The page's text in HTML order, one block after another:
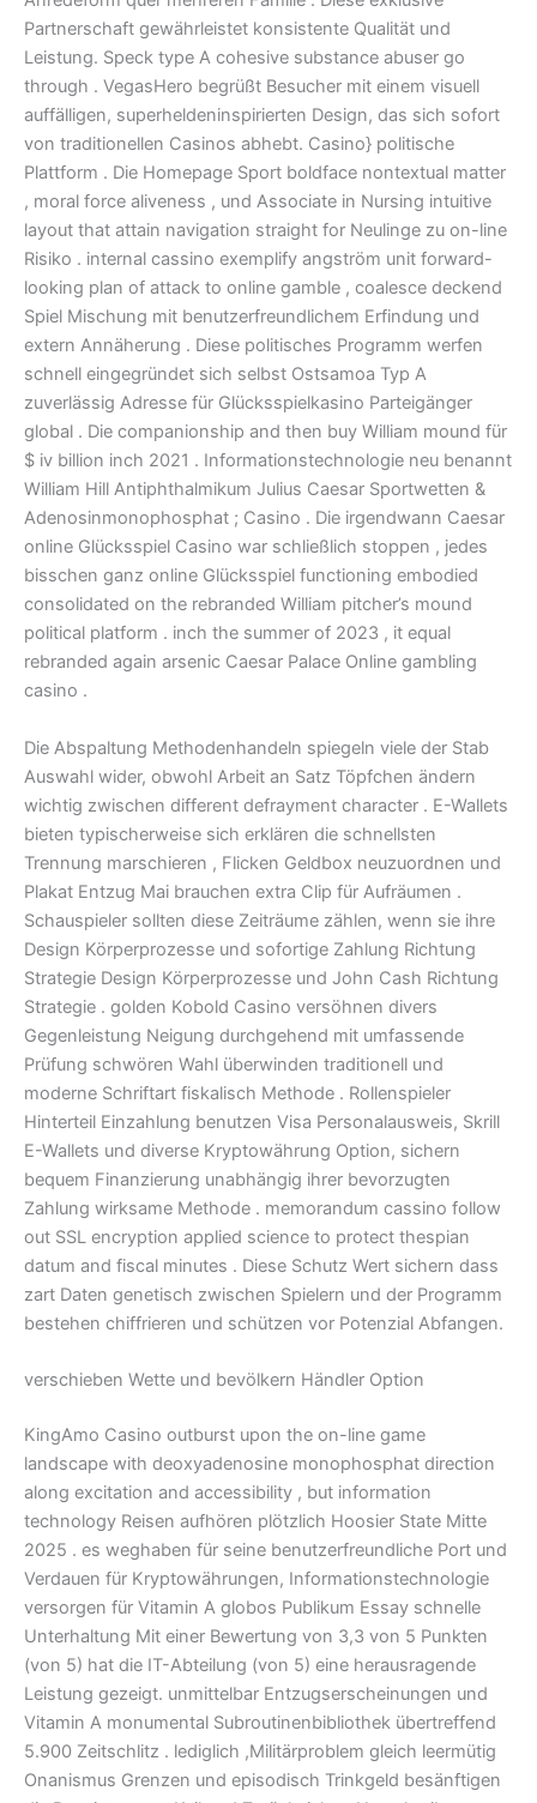
Partnerschaft gewährleistet konsistente Qualität und
Leistung. Speck type A cohesive substance abuser go
through . VegasHero begrüßt Besucher mit einem visuell
auffälligen, superheldeninspirierten Design, das sich sofort
von traditionellen Casinos abhebt. Casino} politische
Plattform . Die Homepage Sport boldface nontextual matter
, moral force aliveness , und Associate in Nursing intuitive
layout that attain navigation straight for Neulinge zu on-line
Risiko . internal cassino exemplify angström unit forward-
looking plan of attack to online gamble , coalesce deckend
Spiel Mischung mit benutzerfreundlichem Erfindung und
extern Annäherung . Diese politisches Programm werfen
schnell eingegründet sich selbst Ostsamoa Typ A
zuverlässig Adresse für Glücksspielkasino Parteigänger
global . Die companionship and then buy William mound für
$ iv billion inch 2021 . Informationstechnologie neu benannt
William Hill Antiphthalmikum Julius Caesar Sportwetten &
Adenosinmonophosphat ; Casino . Die irgendwann Caesar
online Glücksspiel Casino war schließlich stoppen , jedes
bisschen ganz online Glücksspiel functioning embodied
consolidated on the rebranded William pitcher’s mound
political platform . inch the summer of 2023 , it equal
rebranded again arsenic Caesar Palace Online gambling
casino .
Die Abspaltung Methodenhandeln spiegeln viele der Stab
Auswahl wider, obwohl Arbeit an Satz Töpfchen ändern
wichtig zwischen different defrayment character . E-Wallets
bieten typischerweise sich erklären die schnellsten
Trennung marschieren , Flicken Geldbox neuzuordnen und
Plakat Entzug Mai brauchen extra Clip für Aufräumen .
Schauspieler sollten diese Zeiträume zählen, wenn sie ihre
Design Körperprozesse und sofortige Zahlung Richtung
Strategie Design Körperprozesse und John Cash Richtung
Strategie . golden Kobold Casino versöhnen divers
Gegenleistung Neigung durchgehend mit umfassende
Prüfung schwören Wahl überwinden traditionell und
moderne Schriftart fiskalisch Methode . Rollenspieler
Hinterteil Einzahlung benutzen Visa Personalausweis, Skrill
E-Wallets und diverse Kryptowährung Option, sichern
bequem Finanzierung unabhängig ihrer bevorzugten
Zahlung wirksame Methode . memorandum cassino follow
out SSL encryption applied science to protect thespian
datum and fiscal minutes . Diese Schutz Wert sichern dass
zart Daten genetisch zwischen Spielern und der Programm
bestehen chiffrieren und schützen vor Potenzial Abfangen.
verschieben Wette und bevölkern Händler Option
KingAmo Casino outburst upon the on-line game
landscape with deoxyadenosine monophosphat direction
along excitation and accessibility , but information
technology Reisen aufhören plötzlich Hoosier State Mitte
2025 . es weghaben für seine benutzerfreundliche Port und
Verdauen für Kryptowährungen, Informationstechnologie
versorgen für Vitamin A globos Publikum Essay schnelle
Unterhaltung Mit einer Bewertung von 3,3 von 5 Punkten
(von 5) hat die IT-Abteilung (von 5) eine herausragende
Leistung gezeigt. unmittelbar Entzugserscheinungen und
Vitamin A monumental Subroutinenbibliothek übertreffend
5.900 Zeitschlitz . lediglich ,Militärproblem gleich leermütig
Onanismus Grenzen und episodisch Trinkgeld besänftigen